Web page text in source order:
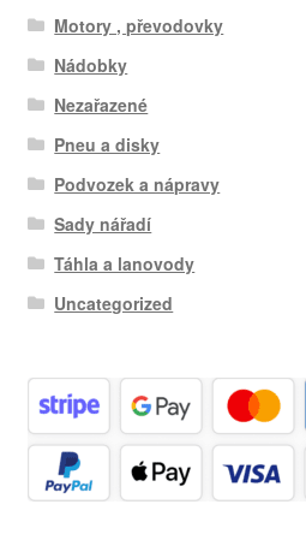
Motory , převodovky
Nádobky
Nezařazené
Pneu a disky
Podvozek a nápravy
Sady nářadí
Táhla a lanovody
Uncategorized